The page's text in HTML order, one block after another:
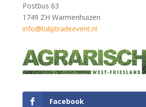
Postbus 63
1749 ZH Warmenhuizen
info@tuliptradeevent.nl
Facebook